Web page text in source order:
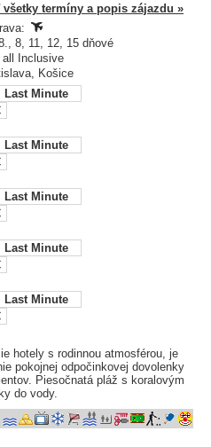
termíny a popis zájazdu »
8, 11, 12, 15 dňové
Inclusive
Košice
Last Minute
Last Minute
Last Minute
Last Minute
Last Minute
hotely s rodinnou atmosférou, je
pokojnej odpočinkovej dovolenky
Piesočnatá pláž s koralovým
do vody.